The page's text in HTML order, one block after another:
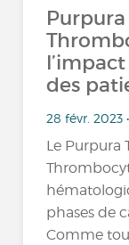
des
28 févr. 2023
Le Purpura
phases de
Comme